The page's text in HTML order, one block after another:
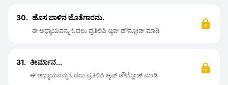
30. ಹೊಸ ಬಾಳಿನ ಜೊತೆಗಾರನು.
ಈ ಅಧ್ಯಾಯವನ್ನು ಓದಲು ಪ್ರತಿಲಿಪಿ ಆ್ಯಪ್ ಡೌನ್ಲೋಡ್ ಮಾಡಿ
31. ತೀರ್ಮಾನ...
ಈ ಅಧ್ಯಾಯವನ್ನು ಓದಲು ಪ್ರತಿಲಿಪಿ ಆ್ಯಪ್ ಡೌನ್ಲೋಡ್ ಮಾಡಿ